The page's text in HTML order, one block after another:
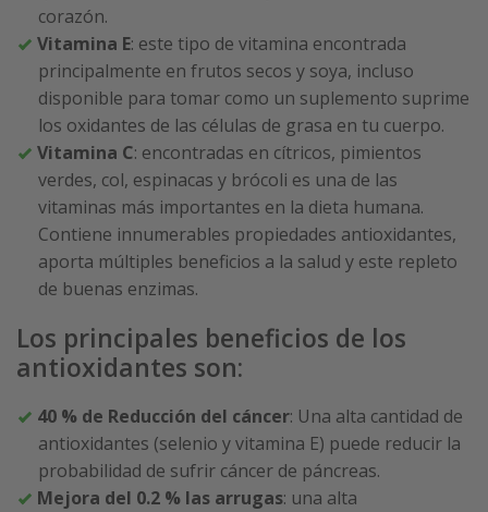
corazón.
Vitamina E: este tipo de vitamina encontrada
principalmente en frutos secos y soya, incluso
disponible para tomar como un suplemento suprime
los oxidantes de las células de grasa en tu cuerpo.
Vitamina C: encontradas en cítricos, pimientos
verdes, col, espinacas y brócoli es una de las
vitaminas más importantes en la dieta humana.
Contiene innumerables propiedades antioxidantes,
aporta múltiples beneficios a la salud y este repleto
de buenas enzimas.
Los principales beneficios de los
antioxidantes son:
40 % de Reducción del cáncer: Una alta cantidad de
antioxidantes (selenio y vitamina E) puede reducir la
probabilidad de sufrir cáncer de páncreas.
Mejora del 0.2 % las arrugas: una alta